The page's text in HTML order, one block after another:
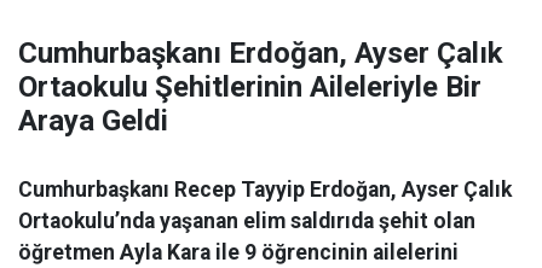
Cumhurbaşkanı Erdoğan, Ayser Çalık
Ortaokulu Şehitlerinin Aileleriyle Bir
Araya Geldi
Cumhurbaşkanı Recep Tayyip Erdoğan, Ayser Çalık
Ortaokulu’nda yaşanan elim saldırıda şehit olan
öğretmen Ayla Kara ile 9 öğrencinin ailelerini